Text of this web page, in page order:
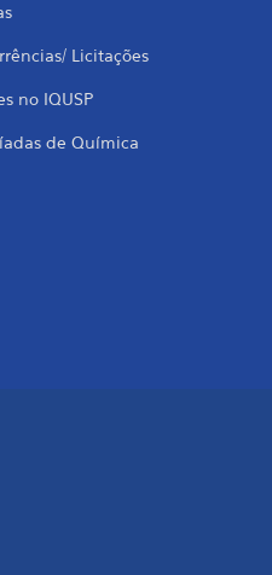
Licitações
no IQUSP
de Química